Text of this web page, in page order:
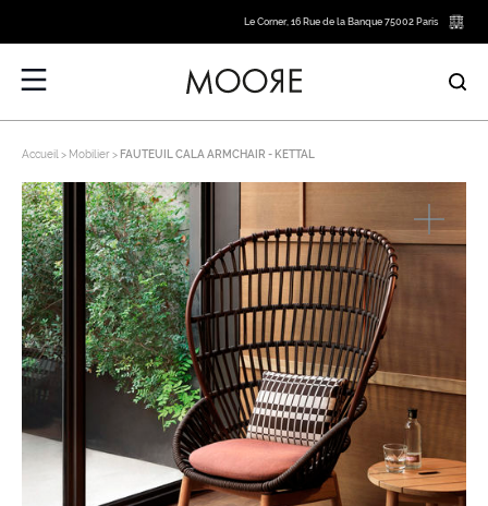
Le Corner, 16 Rue de la Banque 75002 Paris
Accueil Mobilier FAUTEUIL CALA ARMCHAIR - KETTAL